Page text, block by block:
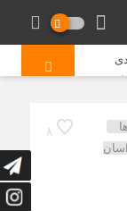
۴۳ درصدی
در
/
8